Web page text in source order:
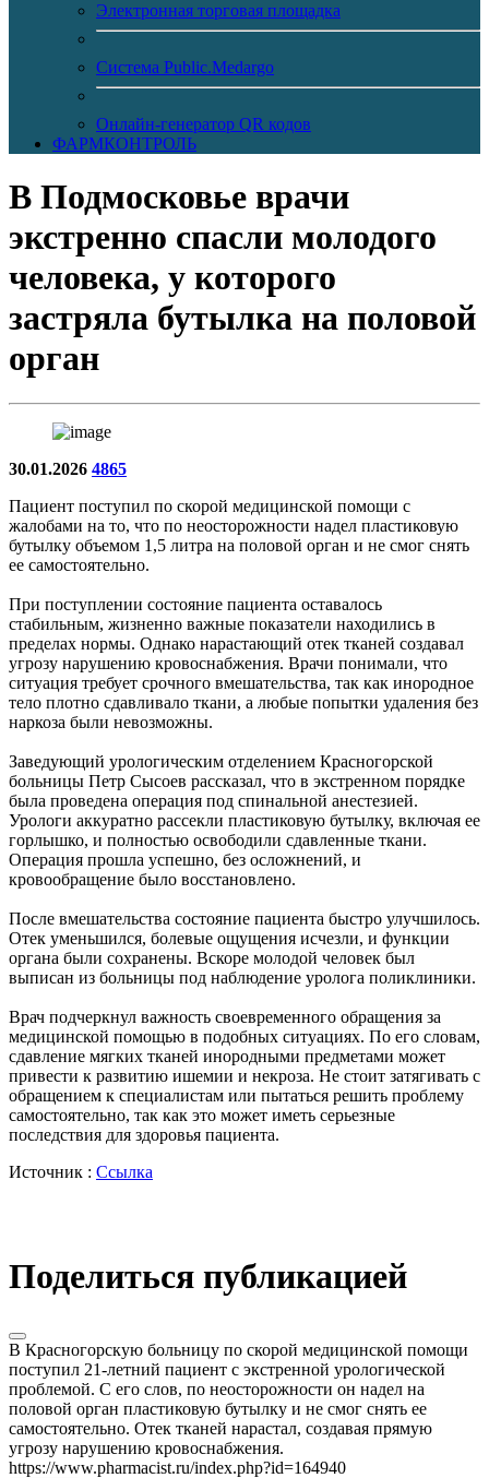
Электронная торговая площадка
Система Public.Medargo
Онлайн-генератор QR кодов
ФАРМКОНТРОЛЬ
В Подмосковье врачи
экстренно спасли молодого
человека, у которого
застряла бутылка на половой
орган
30.01.2026 4865
Пациент поступил по скорой медицинской помощи с
жалобами на то, что по неосторожности надел пластиковую
бутылку объемом 1,5 литра на половой орган и не смог снять
ее самостоятельно.
При поступлении состояние пациента оставалось
стабильным, жизненно важные показатели находились в
пределах нормы. Однако нарастающий отек тканей создавал
угрозу нарушению кровоснабжения. Врачи понимали, что
ситуация требует срочного вмешательства, так как инородное
тело плотно сдавливало ткани, а любые попытки удаления без
наркоза были невозможны.
Заведующий урологическим отделением Красногорской
больницы Петр Сысоев рассказал, что в экстренном порядке
была проведена операция под спинальной анестезией.
Урологи аккуратно рассекли пластиковую бутылку, включая ее
горлышко, и полностью освободили сдавленные ткани.
Операция прошла успешно, без осложнений, и
кровообращение было восстановлено.
После вмешательства состояние пациента быстро улучшилось.
Отек уменьшился, болевые ощущения исчезли, и функции
органа были сохранены. Вскоре молодой человек был
выписан из больницы под наблюдение уролога поликлиники.
Врач подчеркнул важность своевременного обращения за
медицинской помощью в подобных ситуациях. По его словам,
сдавление мягких тканей инородными предметами может
привести к развитию ишемии и некроза. Не стоит затягивать с
обращением к специалистам или пытаться решить проблему
самостоятельно, так как это может иметь серьезные
последствия для здоровья пациента.
Источник : Ссылка
Поделиться публикацией
В Красногорскую больницу по скорой медицинской помощи
поступил 21-летний пациент с экстренной урологической
проблемой. С его слов, по неосторожности он надел на
половой орган пластиковую бутылку и не смог снять ее
самостоятельно. Отек тканей нарастал, создавая прямую
угрозу нарушению кровоснабжения.
https://www.pharmacist.ru/index.php?id=164940